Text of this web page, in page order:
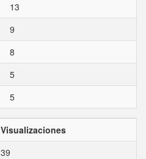
13
9
8
5
5
Visualizaciones
39